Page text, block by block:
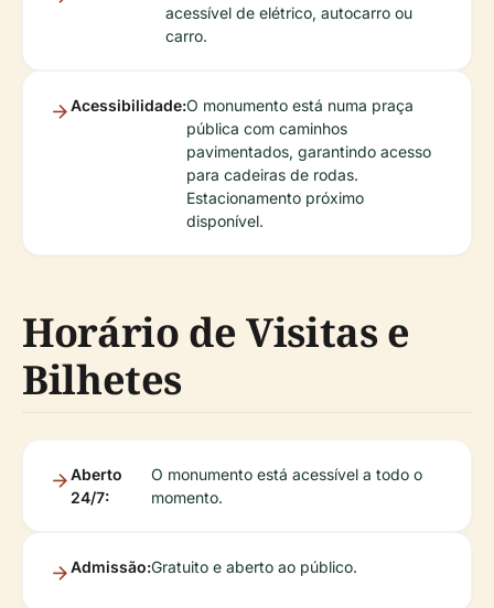
acessível de elétrico, autocarro ou
carro.
Acessibilidade:O monumento está numa praça
pública com caminhos
pavimentados, garantindo acesso
para cadeiras de rodas.
Estacionamento próximo
disponível.
Horário de Visitas e
Bilhetes
Aberto
24/7:
O monumento está acessível a todo o
momento.
Admissão:Gratuito e aberto ao público.